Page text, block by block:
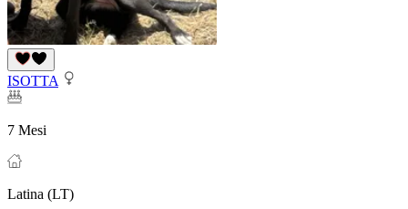
ISOTTA
7 Mesi
Latina (LT)